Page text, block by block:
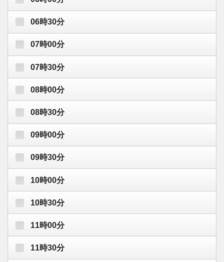
06時30分
07時00分
07時30分
08時00分
08時30分
09時00分
09時30分
10時00分
10時30分
11時00分
11時30分